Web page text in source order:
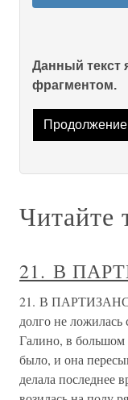
Данный текст
фрагментом.
Читайте
21. В
21. В
долго не ложилась
Галино, в
было, и она
делала последнее